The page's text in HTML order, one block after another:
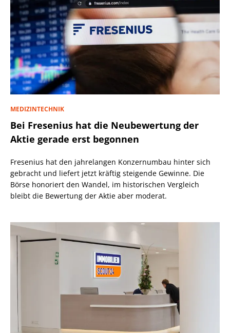
MEDIZINTECHNIK
Bei Fresenius hat die Neubewertung der
Aktie gerade erst begonnen
Fresenius hat den jahrelangen Konzernumbau hinter sich
gebracht und liefert jetzt kräftig steigende Gewinne. Die
Börse honoriert den Wandel, im historischen Vergleich
bleibt die Bewertung der Aktie aber moderat.